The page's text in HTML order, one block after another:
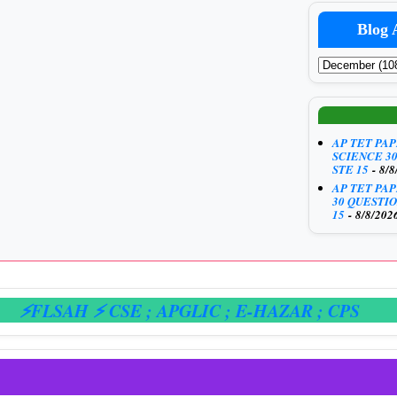
Blog
AP TET
SCIENCE
STE 15 - 8/
AP TET
30
15 - 8/8/
⚡ CSE; APGLIC; E-HAZAR; CPS